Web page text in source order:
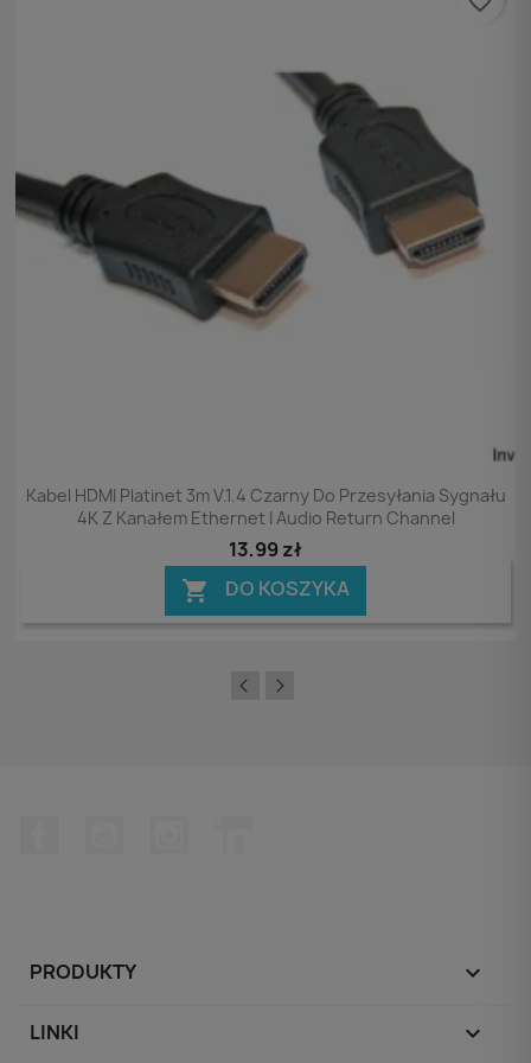
Podgląd
Kabel HDMI Platinet 3m V.1.4 Czarny Do Przesyłania Sygnału
4K Z Kanałem Ethernet I Audio Return Channel
13,99 zł
 DO KOSZYKA
PRODUKTY 
LINKI 